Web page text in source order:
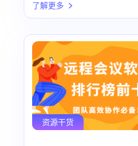
了解更多
资源干货